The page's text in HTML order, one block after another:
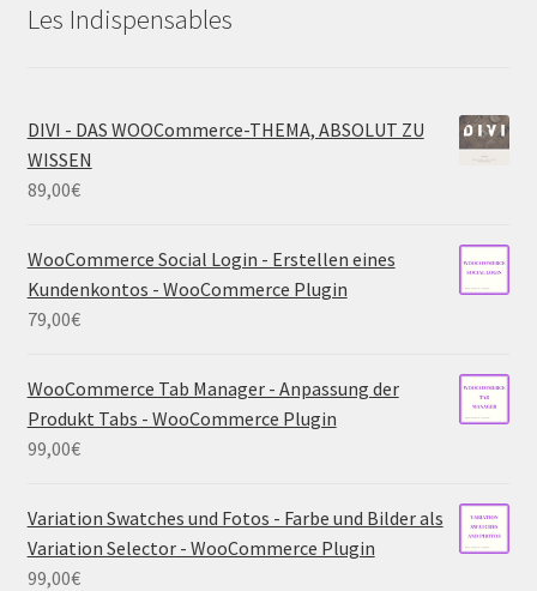
Les Indispensables
DIVI - DAS WOOCommerce-THEMA, ABSOLUT ZU
WISSEN
89,00€
WooCommerce Social Login - Erstellen eines
Kundenkontos - WooCommerce Plugin
79,00€
WooCommerce Tab Manager - Anpassung der
Produkt Tabs - WooCommerce Plugin
99,00€
Variation Swatches und Fotos - Farbe und Bilder als
Variation Selector - WooCommerce Plugin
99,00€